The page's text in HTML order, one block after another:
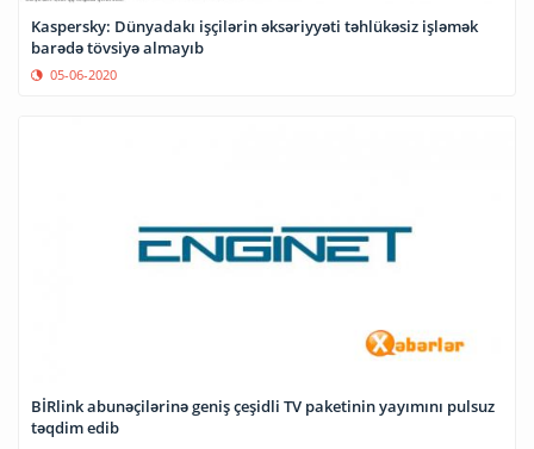
Kaspersky: Dünyadakı işçilərin əksəriyyəti təhlükəsiz işləmək
barədə tövsiyə almayıb
05-06-2020
BİRlink abunəçilərinə geniş çeşidli TV paketinin yayımını pulsuz
təqdim edib